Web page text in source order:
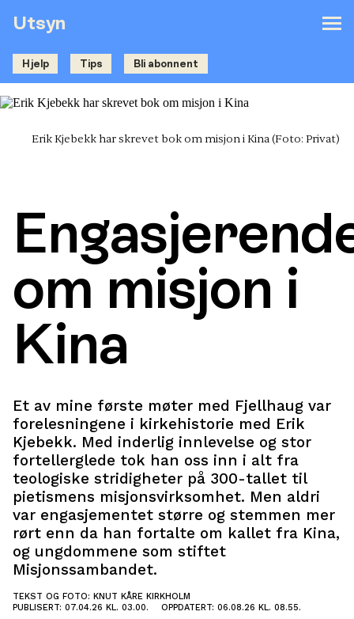
Utsyn
Hjelp Tips Bli abonnent
Erik Kjebekk har skrevet bok om misjon i Kina(Foto: Privat)
om misjon i
Kina
Et av mine første møter med Fjellhaug var
forelesningene i kirkehistorie med Erik
Kjebekk. Med inderlig innlevelse og stor
fortellerglede tok han oss inn i alt fra
teologiske stridigheter på 300-tallet til
pietismens misjonsvirksomhet. Men aldri
var engasjementet større og stemmen mer
rørt enn da han fortalte om kallet fra Kina,
og ungdommene som stiftet
Misjonssambandet.
TEKST OG FOTO: KNUT KÅRE KIRKHOLM
PUBLISERT: 07.04.26 KL. 03.00.
OPPDATERT: 06.08.26 KL. 08.55.